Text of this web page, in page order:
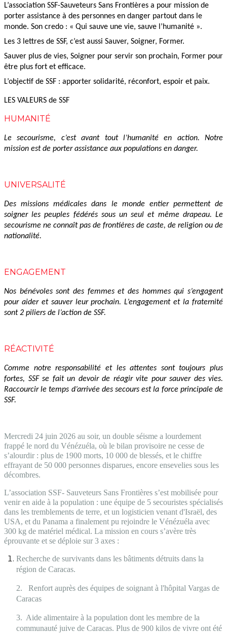
L’association SSF-Sauveteurs Sans Frontières a pour mission de
porter assistance à des personnes en danger partout dans le
monde. Son credo : « Qui sauve une vie, sauve l’humanité ».
Les 3 lettres de SSF, c’est aussi Sauver, Soigner, Former.
Sauver plus de vies, Soigner pour servir son prochain, Former pour
être plus fort et efficace.
L’objectif de SSF : apporter solidarité, réconfort, espoir et paix.
LES VALEURS de SSF
HUMANITÉ
Le secourisme, c’est avant tout l’humanité en action. Notre
mission est de porter assistance aux populations en danger.
UNIVERSALITÉ
Des missions médicales dans le monde entier permettent de
soigner les peuples fédérés sous un seul et même drapeau. Le
secourisme ne connaît pas de frontières de caste, de religion ou de
nationalité.
ENGAGEMENT
Nos bénévoles sont des femmes et des hommes qui s’engagent
pour aider et sauver leur prochain. L’engagement et la fraternité
sont 2 piliers de l’action de SSF.
RÉACTIVITÉ
Comme notre responsabilité et les attentes sont toujours plus
fortes, SSF se fait un devoir de réagir vite pour sauver des vies.
Raccourcir le temps d’arrivée des secours est la force principale de
SSF.
Mercredi 24 juin 2026 au soir, un double séisme a lourdement
frappé le nord du Vénézuéla, où le bilan provisoire ne cesse de
s’alourdir : plus de 1900 morts, 10 000 de blessés, et le chiffre
effrayant de 50 000 personnes disparues, encore ensevelies sous les
décombres.
L’association SSF- Sauveteurs Sans Frontières s’est mobilisée pour
venir en aide à la population : une équipe de 5 secouristes spécialisés
dans les tremblements de terre, et un logisticien venant d'Israël, des
USA, et du Panama a finalement pu rejoindre le Vénézuéla avec
300 kg de matériel médical. La mission en cours s’avère très
éprouvante et se déploie sur 3 axes :
Recherche de survivants dans les bâtiments détruits dans la
région de Caracas.
2. Renfort auprès des équipes de soignant à l'hôpital Vargas de
Caracas
3. Aide alimentaire à la population dont les membre de la
communauté juive de Caracas. Plus de 900 kilos de vivre ont été